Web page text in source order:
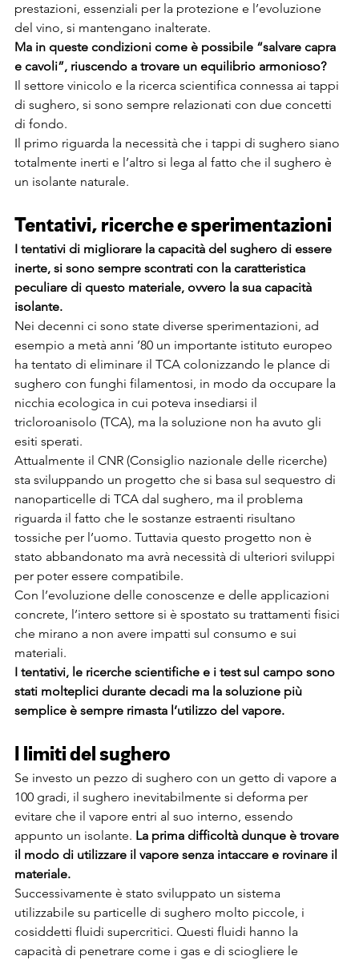
prestazioni, essenziali per la protezione e l’evoluzione
del vino, si mantengano inalterate.
Ma in queste condizioni come è possibile “salvare capra
e cavoli”, riuscendo a trovare un equilibrio armonioso?
Il settore vinicolo e la ricerca scientifica connessa ai tappi
di sughero, si sono sempre relazionati con due concetti
di fondo.
Il primo riguarda la necessità che i tappi di sughero siano
totalmente inerti e l’altro si lega al fatto che il sughero è
un isolante naturale.
Tentativi, ricerche e sperimentazioni
I tentativi di migliorare la capacità del sughero di essere
inerte, si sono sempre scontrati con la caratteristica
peculiare di questo materiale, ovvero la sua capacità
isolante.
Nei decenni ci sono state diverse sperimentazioni, ad
esempio a metà anni ’80 un importante istituto europeo
ha tentato di eliminare il TCA colonizzando le plance di
sughero con funghi filamentosi, in modo da occupare la
nicchia ecologica in cui poteva insediarsi il
tricloroanisolo (TCA), ma la soluzione non ha avuto gli
esiti sperati.
Attualmente il CNR (Consiglio nazionale delle ricerche)
sta sviluppando un progetto che si basa sul sequestro di
nanoparticelle di TCA dal sughero, ma il problema
riguarda il fatto che le sostanze estraenti risultano
tossiche per l’uomo. Tuttavia questo progetto non è
stato abbandonato ma avrà necessità di ulteriori sviluppi
per poter essere compatibile.
Con l’evoluzione delle conoscenze e delle applicazioni
concrete, l’intero settore si è spostato su trattamenti fisici
che mirano a non avere impatti sul consumo e sui
materiali.
I tentativi, le ricerche scientifiche e i test sul campo sono
stati molteplici durante decadi ma la soluzione più
semplice è sempre rimasta l’utilizzo del vapore.
I limiti del sughero
Se investo un pezzo di sughero con un getto di vapore a
100 gradi, il sughero inevitabilmente si deforma per
evitare che il vapore entri al suo interno, essendo
appunto un isolante. La prima difficoltà dunque è trovare
il modo di utilizzare il vapore senza intaccare e rovinare il
materiale.
Successivamente è stato sviluppato un sistema
utilizzabile su particelle di sughero molto piccole, i
cosiddetti fluidi supercritici. Questi fluidi hanno la
capacità di penetrare come i gas e di sciogliere le